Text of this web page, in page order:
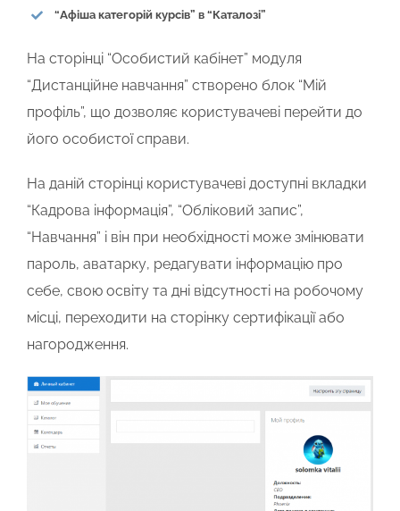
“Афіша категорій курсів” в “Каталозі”
На сторінці “Особистий кабінет” модуля
“Дистанційне навчання” створено блок “Мій
профіль”, що дозволяє користувачеві перейти до
його особистої справи.
На даній сторінці користувачеві доступні вкладки
“Кадрова інформація”, “Обліковий запис”,
“Навчання” і він при необхідності може змінювати
пароль, аватарку, редагувати інформацію про
себе, свою освіту та дні відсутності на робочому
місці, переходити на сторінку сертифікації або
нагородження.